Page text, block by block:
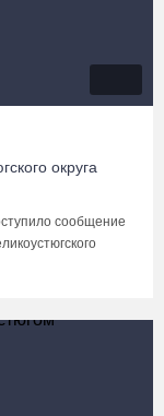
округа
сообщение